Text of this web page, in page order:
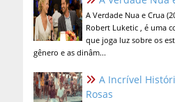
A Verdade Nua e Crua
Robert Luketic , é uma
que joga luz sobre os
gênero e as dinâm...
A Incrível
Rosas